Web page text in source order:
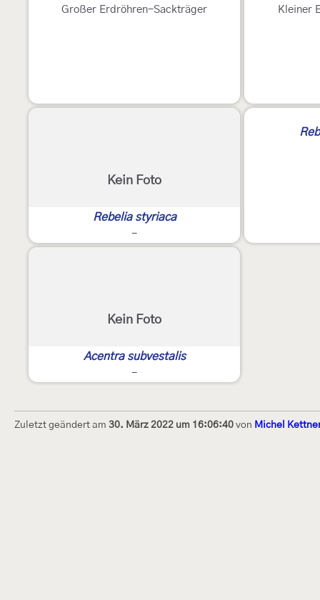
Großer Erdröhren-Sackträger Kleiner
Kein Foto
Rebelia styriaca
-
Kein Foto
Acentra subvestalis
-
Zuletzt geändert am 30. März 2022 um 16:06:40 von Michel